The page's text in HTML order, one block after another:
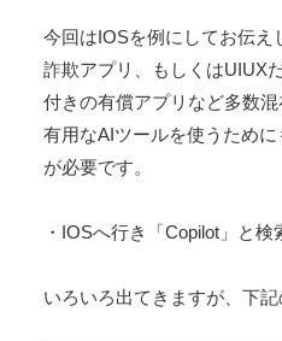
今回はIOSを例にしてお伝え
詐欺アプリ、もしくはUIUX
付きの有償アプリなど多数
有用なAIツールを使うため
が必要です。
・IOSへ行き「Copilot」と検
いろいろ出てきますが、下記